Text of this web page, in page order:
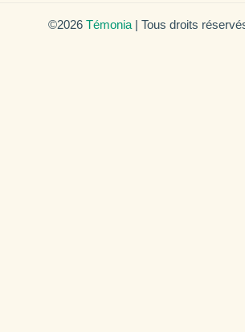
©2026 Témonia | Tous droits